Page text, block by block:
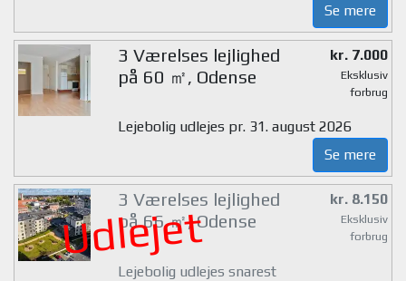
Se mere
3 Værelses lejlighed
på 60 ㎡, Odense
kr. 7.000
Eksklusiv
forbrug
Lejebolig udlejes pr. 31. august 2026
Se mere
Udlejet
3 Værelses lejlighed
på 66 ㎡, Odense
kr. 8.150
Eksklusiv
forbrug
Lejebolig udlejes snarest